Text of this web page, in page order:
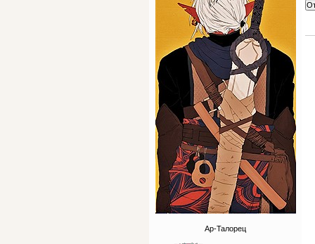
Ар-Талорец